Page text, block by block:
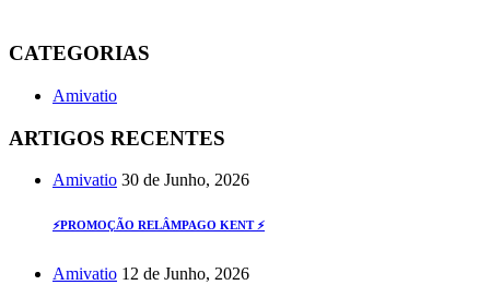
CATEGORIAS
Amivatio
ARTIGOS RECENTES
Amivatio 30 de Junho, 2026
⚡PROMOÇÃO RELÂMPAGO KENT ⚡
Amivatio 12 de Junho, 2026